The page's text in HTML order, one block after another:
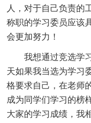
人，对于自己负责的
称职的学习委员应该
会更加努力！
我想通过竞选学
天如果我当选为学习
格要求自己，在老师
成为同学们学习的榜
大家的学习成绩，我